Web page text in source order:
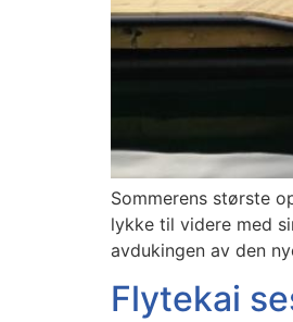
Sommerens største
lykke til videre med
avdukingen av den
Flytekai